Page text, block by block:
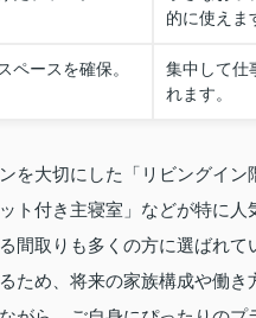
的に使えま
ペースを確保。
集中して仕
れます。
を大切にした「リビングイ
ト付き主寝室」などが特に
間取りも多くの方に選ばれ
ため、将来の家族構成や働